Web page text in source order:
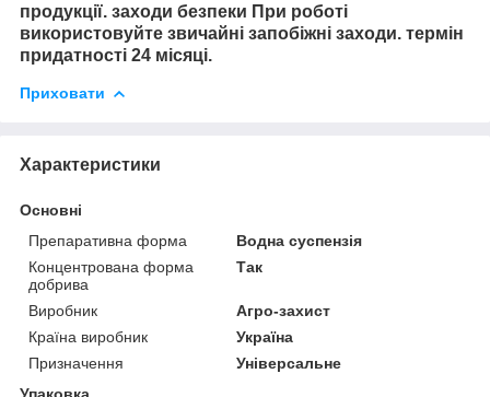
продукції. заходи безпеки При роботі
використовуйте звичайні запобіжні заходи. термін
придатності 24 місяці.
Приховати
Характеристики
Основні
Препаративна форма
Водна суспензія
Концентрована форма
добрива
Так
Виробник
Агро-захист
Країна виробник
Україна
Призначення
Універсальне
Упаковка